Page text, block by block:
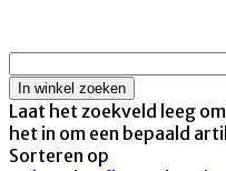
Laat het zoekveld leeg
het in om een bepaald
Sorteren op